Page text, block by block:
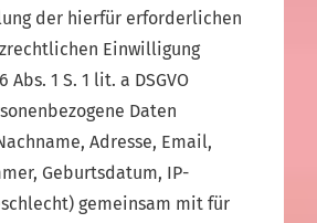
der hierfür erforderlichen
Einwilligung
Abs. 1 S. 1 lit. a DSGVO
Daten
Adresse, Email,
Geburtsdatum, IP-
gemeinsam mit für